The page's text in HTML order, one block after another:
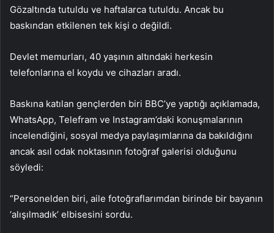
Gözaltında tutuldu ve haftalarca tutuldu. Ancak bu
baskından etkilenen tek kişi o değildi.
Devlet memurları, 40 yaşının altındaki herkesin
telefonlarına el koydu ve cihazları aradı.
Baskına katılan gençlerden biri BBC’ye yaptığı açıklamada,
WhatsApp, Telefram ve Instagram’daki konuşmalarının
incelendiğini, sosyal medya paylaşımlarına da bakıldığını
ancak asıl odak noktasının fotoğraf galerisi olduğunu
söyledi:
“Personelden biri, aile fotoğraflarımdan birinde bir bayanın
‘alışılmadık’ elbisesini sordu.